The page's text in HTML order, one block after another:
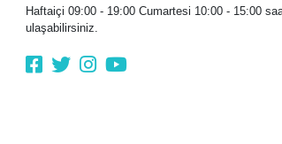
Haftaiçi 09:00 - 19:00 Cumartesi 10:00 - 15:00
ulaşabilirsiniz.